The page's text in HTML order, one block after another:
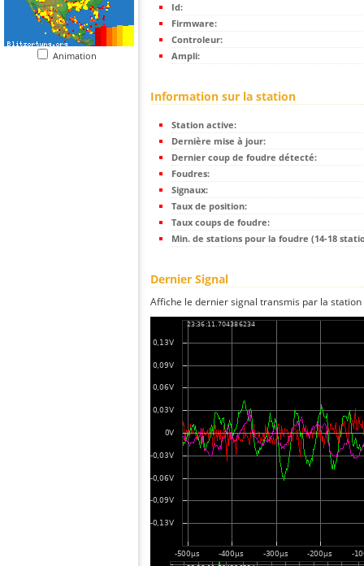
Animation
Id:
Firmware:
Controleur:
Ampli:
Information sur la station
Station active:
Dernière mise à jour:
Dernier coup de foudre détecté:
Foudres:
Signaux:
Taux de position:
Taux coups de foudre:
Min. de stations pour la foudre (14-18
Dernier Signal
Affiche le dernier signal transmis par la